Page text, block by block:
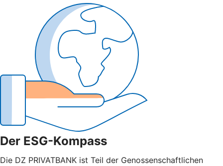
Der ESG-Kompass
Die DZ PRIVATBANK ist Teil der Genossenschaftlichen